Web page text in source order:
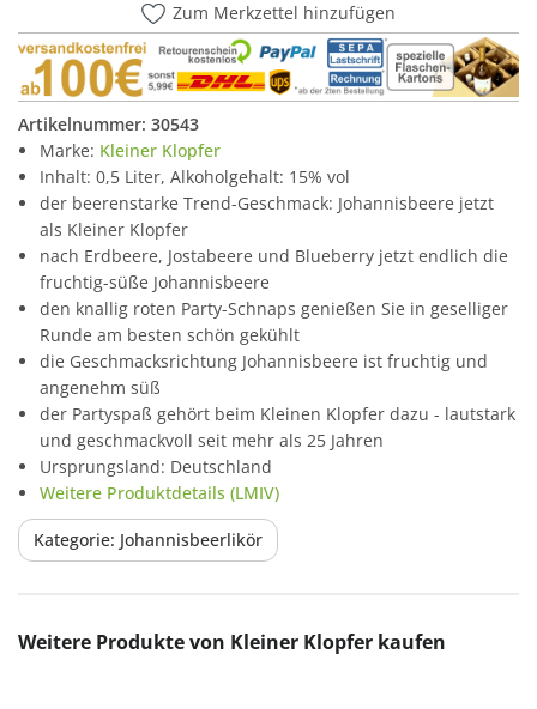
Zum Merkzettel hinzufügen
Artikelnummer: 30543
Marke: Kleiner Klopfer
Inhalt: 0,5 Liter, Alkoholgehalt: 15% vol
der beerenstarke Trend-Geschmack: Johannisbeere jetzt
als Kleiner Klopfer
nach Erdbeere, Jostabeere und Blueberry jetzt endlich die
fruchtig-süße Johannisbeere
den knallig roten Party-Schnaps genießen Sie in geselliger
Runde am besten schön gekühlt
die Geschmacksrichtung Johannisbeere ist fruchtig und
angenehm süß
der Partyspaß gehört beim Kleinen Klopfer dazu - lautstark
und geschmackvoll seit mehr als 25 Jahren
Ursprungsland: Deutschland
Weitere Produktdetails (LMIV)
Kategorie: Johannisbeerlikör
Produktgalerie überspringen
Weitere Produkte von Kleiner Klopfer kaufen